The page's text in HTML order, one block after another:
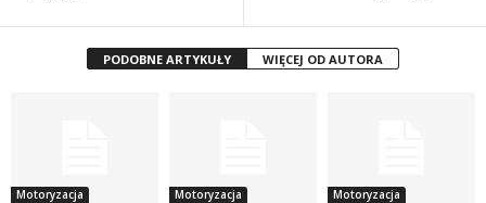
PODOBNE ARTYKUŁY WIĘCEJ OD AUTORA
Motoryzacja Motoryzacja Motoryzacja